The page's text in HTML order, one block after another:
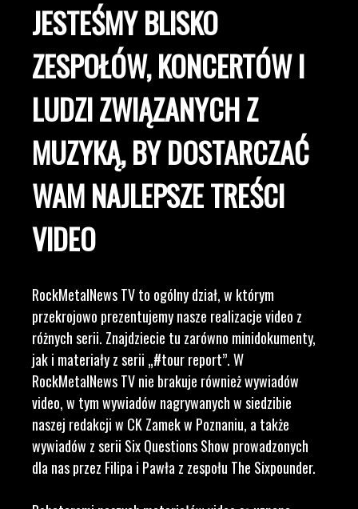
JESTEŚMY BLISKO
ZESPOŁÓW, KONCERTÓW I
LUDZI ZWIĄZANYCH Z
MUZYKĄ, BY DOSTARCZAĆ
WAM NAJLEPSZE TREŚCI
VIDEO
RockMetalNews TV to ogólny dział, w którym
przekrojowo prezentujemy nasze realizacje video z
różnych serii. Znajdziecie tu zarówno minidokumenty,
jak i materiały z serii „#tour report”. W
RockMetalNews TV nie brakuje również wywiadów
video, w tym wywiadów nagrywanych w siedzibie
naszej redakcji w CK Zamek w Poznaniu, a także
wywiadów z serii Six Questions Show prowadzonych
dla nas przez Filipa i Pawła z zespołu The Sixpounder.